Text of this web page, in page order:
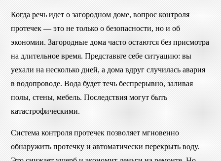
Когда речь идет о загородном доме, вопрос контроля
протечек — это не только о безопасности, но и об
экономии. Загородные дома часто остаются без присмотра
на длительное время. Представьте себе ситуацию: вы
уехали на несколько дней, а дома вдруг случилась авария
в водопроводе. Вода будет течь беспрерывно, заливая
полы, стены, мебель. Последствия могут быть
катастрофическими.
Система контроля протечек позволяет мгновенно
обнаружить протечку и автоматически перекрыть воду.